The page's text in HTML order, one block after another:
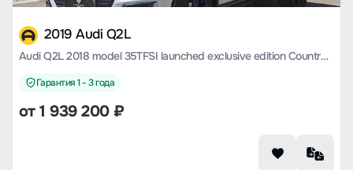
2019 Audi Q2L
Audi Q2L 2018 model 35TFSI launched exclusive edition Country V
Гарантия 1 - 3 года
от1 939 200₽